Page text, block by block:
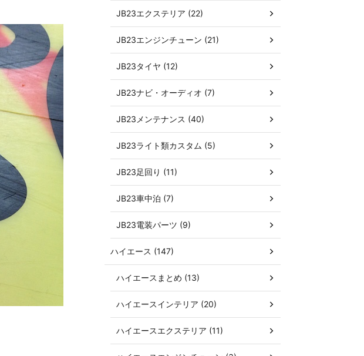
JB23エクステリア (22)
JB23エンジンチューン (21)
JB23タイヤ (12)
JB23ナビ・オーディオ (7)
JB23メンテナンス (40)
JB23ライト類カスタム (5)
JB23足回り (11)
JB23車中泊 (7)
JB23電装パーツ (9)
ハイエース (147)
ハイエースまとめ (13)
ハイエースインテリア (20)
ハイエースエクステリア (11)